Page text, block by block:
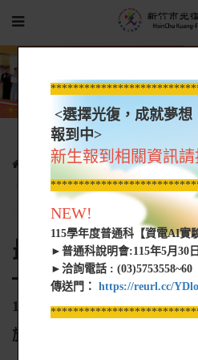
行政單位 圖書館 館務內容
115年3月-赴日本大和西高校國際
最新消息
115年3月-赴日本大和西高
施計畫
<選擇光復，成就夢想
報到中>
新生報到相關資訊
NEW!
115學年度普通科【資電AI實
►普通科說明會:115年5月30
►洽詢電話 : (03)5753558~60
傳送門： https://reurl.cc/